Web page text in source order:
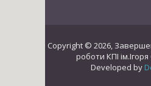
Copyright © 2026,
роботи КПІ
Developed by